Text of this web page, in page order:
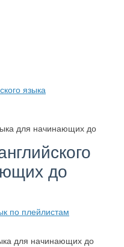
языка
для начинающих до
до
по плейлистам